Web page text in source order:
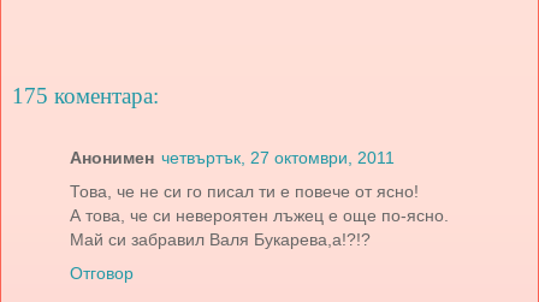
175 коментара:
Анонимен четвъртък, 27 октомври, 2011
Това, че не си го писал ти е повече от ясно!
А това, че си невероятен лъжец е още по-ясно.
Май си забравил Валя Букарева,а!?!?
Отговор